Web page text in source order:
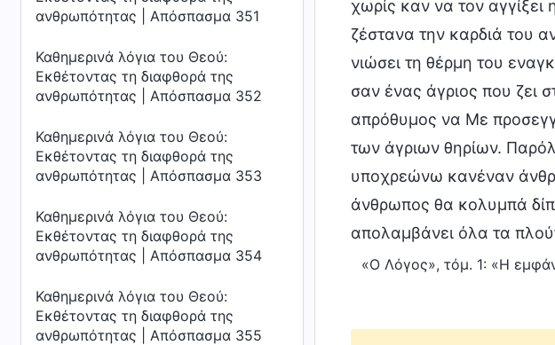
ανθρωπότητας | Απόσπασμα 351
Καθημερινά λόγια του Θεού:
Εκθέτοντας τη διαφθορά της
ανθρωπότητας | Απόσπασμα 352
Καθημερινά λόγια του Θεού:
Εκθέτοντας τη διαφθορά της
ανθρωπότητας | Απόσπασμα 353
Καθημερινά λόγια του Θεού:
Εκθέτοντας τη διαφθορά της
ανθρωπότητας | Απόσπασμα 354
Καθημερινά λόγια του Θεού:
Εκθέτοντας τη διαφθορά της
ανθρωπότητας | Απόσπασμα 355
χωρίς καν να τον
ζέστανα την καρδιά του
νιώσει τη θέρμη του
σαν ένας άγριος που ζει
απρόθυμος να Με
των άγριων θηρίων.
υποχρεώνω κανέναν
άνθρωπος θα κολυμπά
απολαμβάνει όλα τα
«Ο Λόγος», τόμ. 1: «Η